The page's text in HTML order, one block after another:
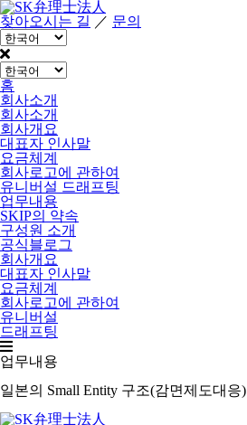
찾아오시는 길 ／ 문의
홈
회사소개
회사소개
회사개요
대표자 인사말
요금체계
회사로고에 관하여
유니버설 드래프팅
업무내용
SKIP의 약속
구성원 소개
공식블로그
회사개요
대표자 인사말
요금체계
회사로고에 관하여
유니버설
드래프팅
업무내용
일본의 Small Entity 구조(감면제도대응)